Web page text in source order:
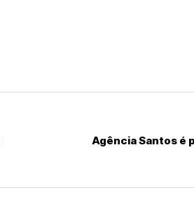
Agência Santos é